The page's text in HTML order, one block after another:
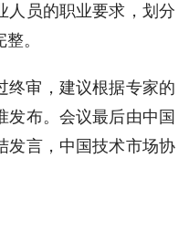
人员的职业要求，划分
。
终审，建议根据专家的
发布。会议最后由中国
发言，中国技术市场协